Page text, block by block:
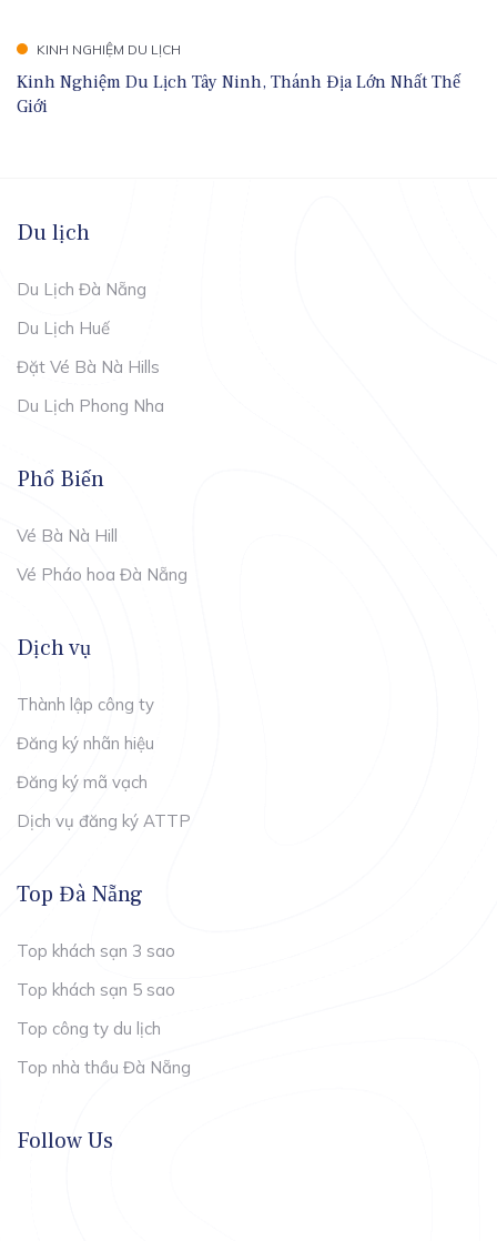
KINH NGHIỆM DU LỊCH
Kinh Nghiệm Du Lịch Tây Ninh, Thánh Địa Lớn Nhất Thế
Giới
Du lịch
Du Lịch Đà Nẵng
Du Lịch Huế
Đặt Vé Bà Nà Hills
Du Lịch Phong Nha
Phổ Biến
Vé Bà Nà Hill
Vé Pháo hoa Đà Nẵng
Dịch vụ
Thành lập công ty
Đăng ký nhãn hiệu
Đăng ký mã vạch
Dịch vụ đăng ký ATTP
Top Đà Nẵng
Top khách sạn 3 sao
Top khách sạn 5 sao
Top công ty du lịch
Top nhà thầu Đà Nẵng
Follow Us